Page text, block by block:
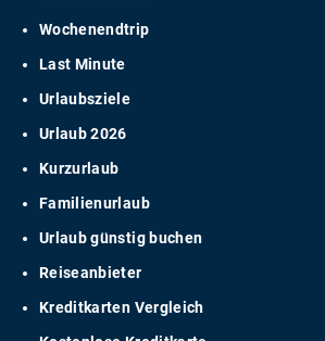
Wochenendtrip
Last Minute
Urlaubsziele
Urlaub 2026
Kurzurlaub
Familienurlaub
Urlaub günstig buchen
Reiseanbieter
Kreditkarten Vergleich